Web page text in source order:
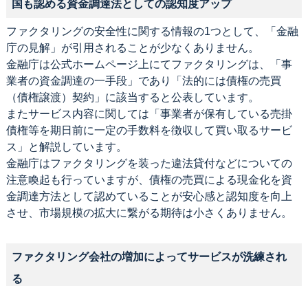
国も認める資金調達法としての認知度アップ
ファクタリングの安全性に関する情報の1つとして、「金融
庁の見解」が引用されることが少なくありません。
金融庁は公式ホームページ上にてファクタリングは、「事
業者の資金調達の一手段」であり「法的には債権の売買
（債権譲渡）契約」に該当すると公表しています。
またサービス内容に関しては「事業者が保有している売掛
債権等を期日前に一定の手数料を徴収して買い取るサービ
ス」と解説しています。
金融庁はファクタリングを装った違法貸付などについての
注意喚起も行っていますが、債権の売買による現金化を資
金調達方法として認めていることが安心感と認知度を向上
させ、市場規模の拡大に繋がる期待は小さくありません。
ファクタリング会社の増加によってサービスが洗練され
る